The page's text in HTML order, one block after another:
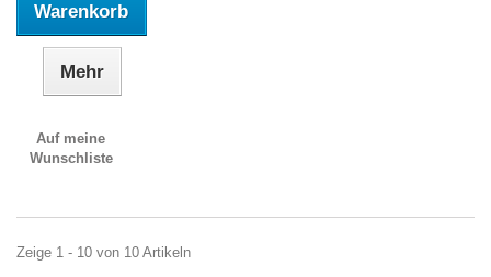
Warenkorb
Mehr
Auf meine
Wunschliste
Zeige 1 - 10 von 10 Artikeln